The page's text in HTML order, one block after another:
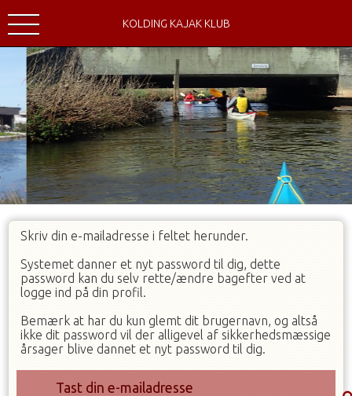
KOLDING KAJAK KLUB
Skriv din e-mailadresse i feltet herunder.
Systemet danner et nyt password til dig, dette
password kan du selv rette/ændre bagefter ved at
logge ind på din profil.
Bemærk at har du kun glemt dit brugernavn, og altså
ikke dit password vil der alligevel af sikkerhedsmæssige
årsager blive dannet et nyt password til dig.
Tast din e-mailadresse